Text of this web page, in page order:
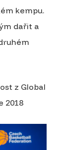
kempu.
dařit a
z Global
2018